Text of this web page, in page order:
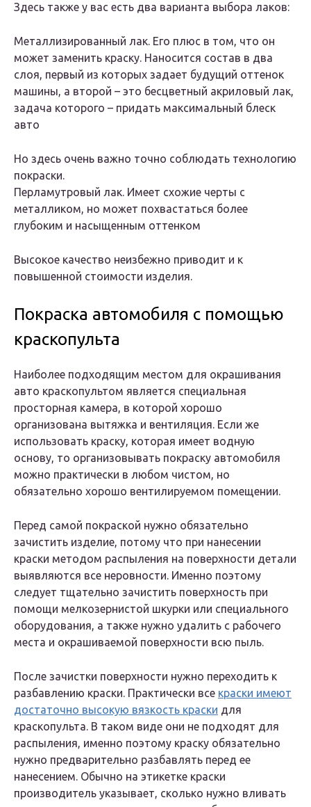
Здесь также у вас есть два варианта выбора лаков:
Металлизированный лак. Его плюс в том, что он
может заменить краску. Наносится состав в два
слоя, первый из которых задает будущий оттенок
машины, а второй – это бесцветный акриловый лак,
задача которого – придать максимальный блеск
авто
Но здесь очень важно точно соблюдать технологию
покраски.
Перламутровый лак. Имеет схожие черты с
металликом, но может похвастаться более
глубоким и насыщенным оттенком
Высокое качество неизбежно приводит и к
повышенной стоимости изделия.
Покраска автомобиля с помощью
краскопульта
Наиболее подходящим местом для окрашивания
авто краскопультом является специальная
просторная камера, в которой хорошо
организована вытяжка и вентиляция. Если же
использовать краску, которая имеет водную
основу, то организовывать покраску автомобиля
можно практически в любом чистом, но
обязательно хорошо вентилируемом помещении.
Перед самой покраской нужно обязательно
зачистить изделие, потому что при нанесении
краски методом распыления на поверхности детали
выявляются все неровности. Именно поэтому
следует тщательно зачистить поверхность при
помощи мелкозернистой шкурки или специального
оборудования, а также нужно удалить с рабочего
места и окрашиваемой поверхности всю пыль.
После зачистки поверхности нужно переходить к
разбавлению краски. Практически все краски имеют
достаточно высокую вязкость краски для
краскопульта. В таком виде они не подходят для
распыления, именно поэтому краску обязательно
нужно предва­рительно разбавлять перед ее
нанесением. Обычно на этикетке краски
производитель указывает, сколько нужно вливать